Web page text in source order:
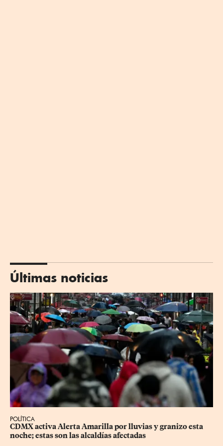
Últimas noticias
POLÍTICA
CDMX activa Alerta Amarilla por lluvias y granizo esta
noche; estas son las alcaldías afectadas